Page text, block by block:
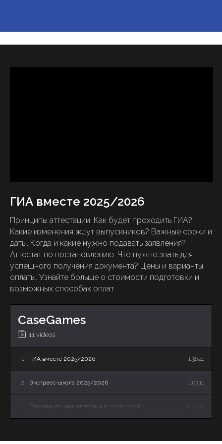
CaseGames
11 videos
1 ГИА вместе 2025/2026 1:36:41
2 Экспресс-школа 2025/2026 1:03:11
Промежуточная аттестация 2025/2026 1:12:24
ГИА вместе 2025/2026
Принципы аттестации. Как будет проходить ГИА?
Какие изменения ждут выпускников? Важные сроки и
даты. Когда и какие нужно подавать заявления?
Аттестат по постановлению. Что нужно знать для
успешного получения документа? Цены и варианты
оплаты. Узнайте больше о стоимости подготовки и
возможных способах оплат